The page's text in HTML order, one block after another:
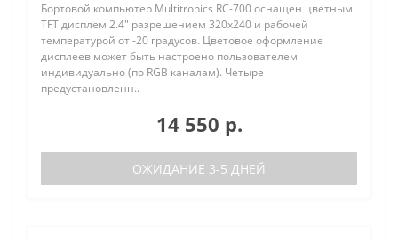
Бортовой компьютер Multitronics RC-700 оснащен цветным
TFT дисплем 2.4" разрешением 320х240 и рабочей
температурой от -20 градусов. Цветовое оформление
дисплеев может быть настроено пользователем
индивидуально (по RGB каналам). Четыре
предустановленн..
14 550 р.
ОЖИДАНИЕ 3-5 ДНЕЙ